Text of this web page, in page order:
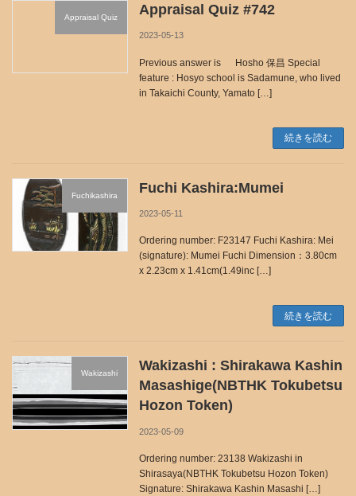
Appraisal Quiz Appraisal Quiz #742
2023-05-13
Previous answer is Hosho 保昌 Special
feature : Hosyo school is Sadamune, who lived
in Takaichi County, Yamato […]
続きを読む
Fuchikashira Fuchi Kashira:Mumei
2023-05-11
Ordering number: F23147 Fuchi Kashira: Mei
(signature): Mumei Fuchi Dimension：3.80cm
x 2.23cm x 1.41cm(1.49inc […]
続きを読む
Wakizashi
Wakizashi : Shirakawa Kashin
Masashige(NBTHK Tokubetsu
Hozon Token)
2023-05-09
Ordering number: 23138 Wakizashi in
Shirasaya(NBTHK Tokubetsu Hozon Token)
Signature: Shirakawa Kashin Masashi […]